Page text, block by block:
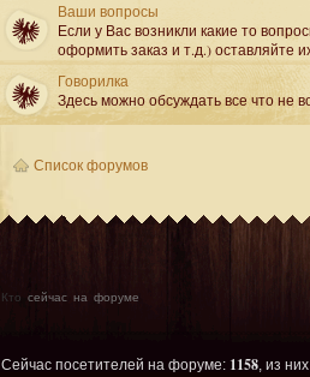
Ваши вопросы
Если у Вас возникли какие то
оформить заказ и т.д.) оставляйте
Говорилка
Здесь можно обсуждать все что не
Список форумов
Кто сейчас на форуме
Сейчас посетителей на форуме: 1158, из